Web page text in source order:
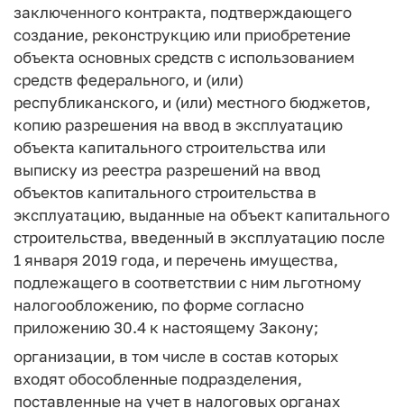
заключенного контракта, подтверждающего
создание, реконструкцию или приобретение
объекта основных средств с использованием
средств федерального, и (или)
республиканского, и (или) местного бюджетов,
копию разрешения на ввод в эксплуатацию
объекта капитального строительства или
выписку из реестра разрешений на ввод
объектов капитального строительства в
эксплуатацию, выданные на объект капитального
строительства, введенный в эксплуатацию после
1 января 2019 года, и перечень имущества,
подлежащего в соответствии с ним льготному
налогообложению, по форме согласно
приложению 30.4 к настоящему Закону;
организации, в том числе в состав которых
входят обособленные подразделения,
поставленные на учет в налоговых органах